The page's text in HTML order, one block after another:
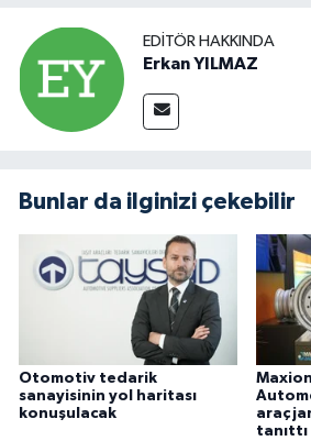
EDITÖR HAKKINDA
Erkan YILMAZ
Bunlar da ilginizi çekebilir
Otomotiv tedarik
sanayisinin yol haritası
konuşulacak
araç
tanıttı